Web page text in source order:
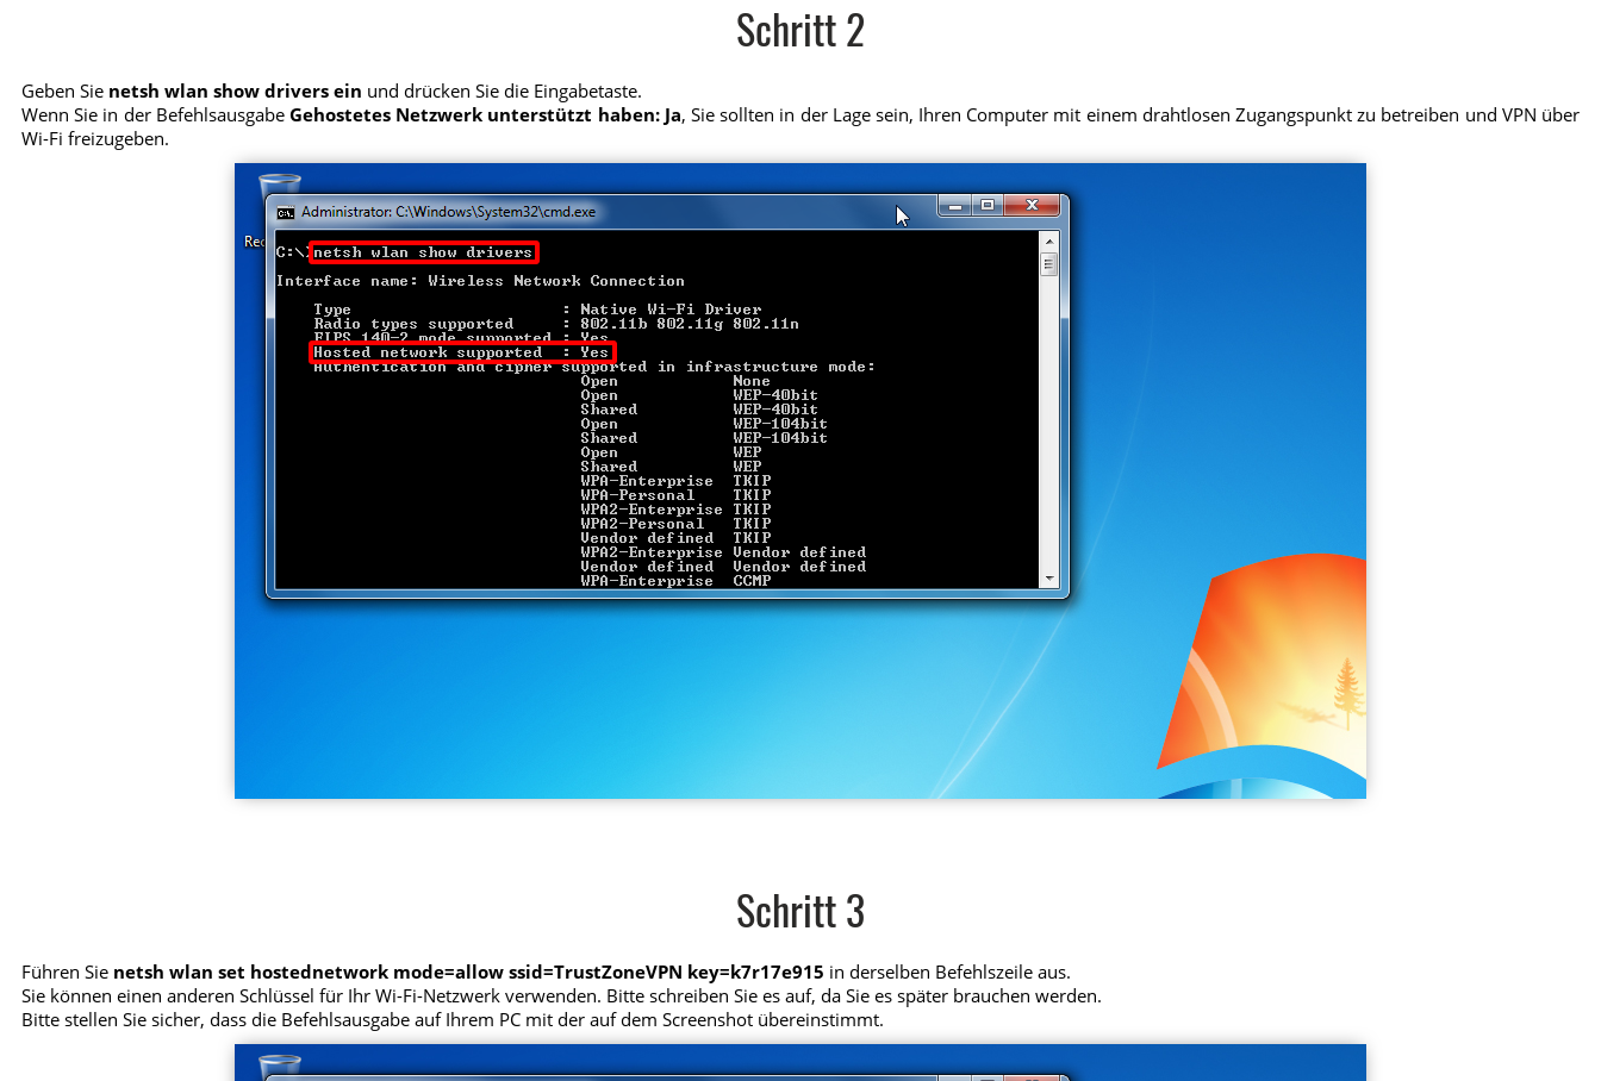
Schritt 2
Geben Sie netsh wlan show drivers ein und drücken Sie die Eingabetaste.
Wenn Sie in der BefehlsausgabeGehostetes Netzwerk unterstützt haben: Ja, Sie sollten in der Lage sein, Ihren Computer mit einem drahtlosen Zugangspunkt zu betreiben und VPN über
Wi-Fi freizugeben.
Schritt 3
Führen Sie netsh wlan set hostednetwork mode=allow ssid=TrustZoneVPN key=k7r17e915 in derselben Befehlszeile aus.
Sie können einen anderen Schlüssel für Ihr Wi-Fi-Netzwerk verwenden. Bitte schreiben Sie es auf, da Sie es später brauchen werden.
Bitte stellen Sie sicher, dass die Befehlsausgabe auf Ihrem PC mit der auf dem Screenshot übereinstimmt.